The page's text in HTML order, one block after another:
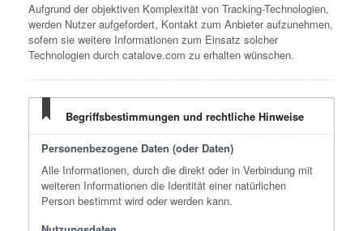
Aufgrund der objektiven Komplexität von Tracking-Technologien,
werden Nutzer aufgefordert, Kontakt zum Anbieter aufzunehmen,
sofern sie weitere Informationen zum Einsatz solcher
Technologien durch catalove.com zu erhalten wünschen.
Begriffsbestimmungen und rechtliche Hinweise
Personenbezogene Daten (oder Daten)
Alle Informationen, durch die direkt oder in Verbindung mit
weiteren Informationen die Identität einer natürlichen
Person bestimmt wird oder werden kann.